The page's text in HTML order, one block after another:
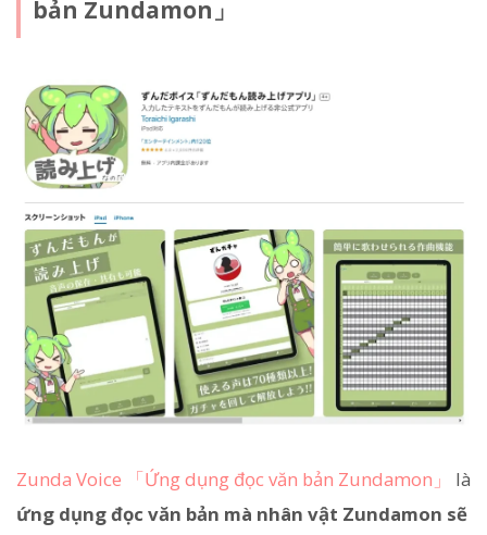
bản Zundamon」
Zunda Voice 「Ứng dụng đọc văn bản Zundamon」
là
ứng dụng đọc văn bản mà nhân vật Zundamon sẽ